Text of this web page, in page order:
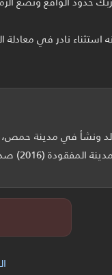
نادر في معادلة
في مدينة حمص، حيث